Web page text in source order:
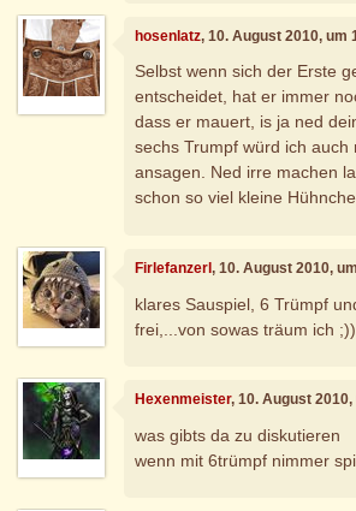
hosenlatz, 10. August 2010, um
Selbst wenn sich der Erste
entscheidet, hat er immer
dass er mauert, is ja ned
sechs Trumpf würd ich auch
ansagen. Ned irre machen
schon so viel kleine
Firlefanzerl, 10. August 2010,
klares Sauspiel, 6 Trümpf
frei,...von sowas träum ich ;))
Hexenmeister, 10. August
was gibts da zu diskutieren
wenn mit 6trümpf nimmer